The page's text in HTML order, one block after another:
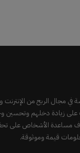
مجال الربح من الإنترنت
على زيادة دخلهم وتحسين
مساعدة الأشخاص على
قيمة وموثوقة.